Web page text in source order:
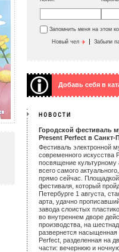
Запомнить меня на этом
Новый чел | Забыли
Добавь себя в
Городской фестиваль
Present Perfect в Санкт-
Фестиваль электронной
современного искусства
посвящение культурному
всего самого
прямо сейчас. Площадкой
фестиваля, который
Петербурге 1 августа,
арта, удачно
завода слоистых
во внутреннем дворе
производства, на
развернется
Perfect, разделенная на
части: вечернюю и